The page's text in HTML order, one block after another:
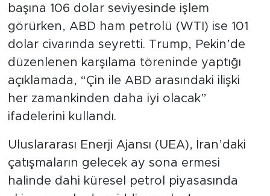
başına 106 dolar seviyesinde işlem
görürken, ABD ham petrolü (WTI) ise 101
dolar civarında seyretti. Trump, Pekin’de
düzenlenen karşılama töreninde yaptığı
açıklamada, “Çin ile ABD arasındaki ilişki
her zamankinden daha iyi olacak”
ifadelerini kullandı.
Uluslararası Enerji Ajansı (UEA), İran’daki
çatışmaların gelecek ay sona ermesi
halinde dahi küresel petrol piyasasında